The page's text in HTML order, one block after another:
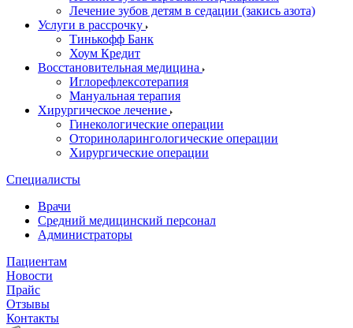
Лечение зубов детям в седации (закись азота)
Услуги в рассрочку
Тинькофф Банк
Хоум Кредит
Восстановительная медицина
Иглорефлексотерапия
Мануальная терапия
Хирургическое лечение
Гинекологические операции
Оториноларингологические операции
Хирургические операции
Специалисты
Врачи
Средний медицинский персонал
Администраторы
Пациентам
Новости
Прайс
Отзывы
Контакты